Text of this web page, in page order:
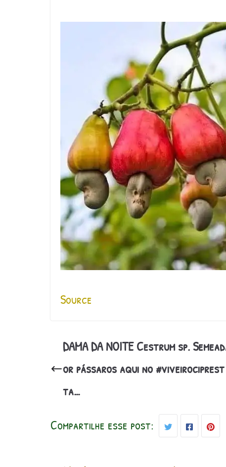
Source
DAMA DA NOITE Cestrum sp.
or pássaros aqui no
ta…
Compartilhe esse post: